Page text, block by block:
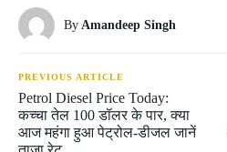
By Amandeep Singh
PREVIOUS ARTICLE
Petrol Diesel Price Today:
कच्चा तेल 100 डॉलर के पार, क्या
आज महंगा हुआ पेट्रोल-डीजल जानें